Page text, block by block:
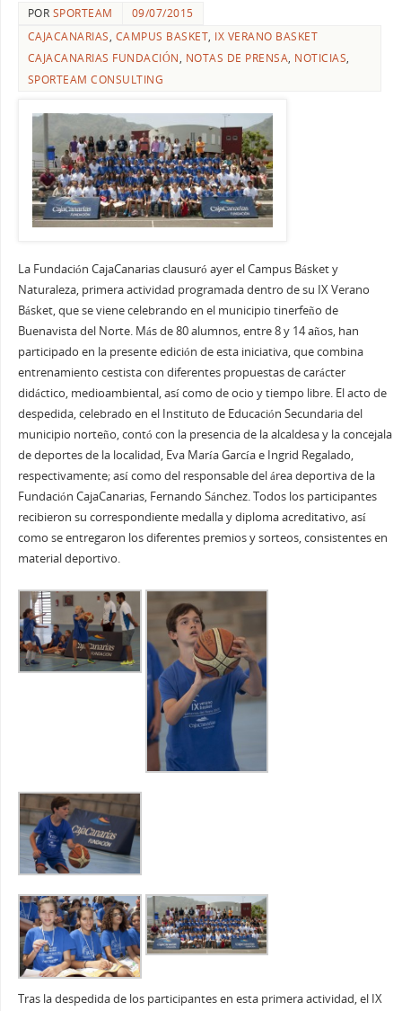
POR SPORTEAM
09/07/2015
CAJACANARIAS, CAMPUS BASKET, IX VERANO BASKET
CAJACANARIAS FUNDACIÓN, NOTAS DE PRENSA, NOTICIAS,
SPORTEAM CONSULTING
La Fundación CajaCanarias clausuró ayer el Campus Básket y
Naturaleza, primera actividad programada dentro de su IX Verano
Básket, que se viene celebrando en el municipio tinerfeño de
Buenavista del Norte. Más de 80 alumnos, entre 8 y 14 años, han
participado en la presente edición de esta iniciativa, que combina
entrenamiento cestista con diferentes propuestas de carácter
didáctico, medioambiental, así como de ocio y tiempo libre. El acto de
despedida, celebrado en el Instituto de Educación Secundaria del
municipio norteño, contó con la presencia de la alcaldesa y la concejala
de deportes de la localidad, Eva María García e Ingrid Regalado,
respectivamente; así como del responsable del área deportiva de la
Fundación CajaCanarias, Fernando Sánchez. Todos los participantes
recibieron su correspondiente medalla y diploma acreditativo, así
como se entregaron los diferentes premios y sorteos, consistentes en
material deportivo.
Tras la despedida de los participantes en esta primera actividad, el IX